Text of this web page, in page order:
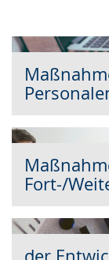
Fort-/
der